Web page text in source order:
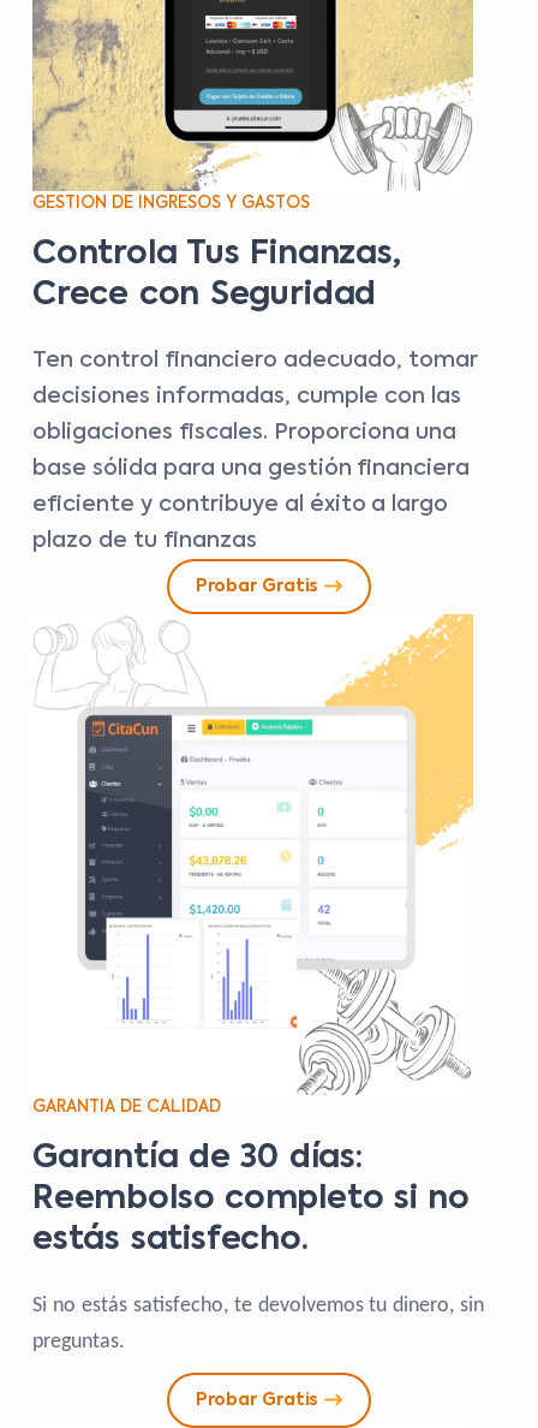
GESTION DE INGRESOS Y GASTOS
Controla Tus Finanzas,
Crece con Seguridad
Ten control financiero adecuado, tomar
decisiones informadas, cumple con las
obligaciones fiscales. Proporciona una
base sólida para una gestión financiera
eficiente y contribuye al éxito a largo
plazo de tu finanzas
Probar Gratis
GARANTIA DE CALIDAD
Garantía de 30 días:
Reembolso completo si no
estás satisfecho.
Si no estás satisfecho, te devolvemos tu dinero, sin
preguntas.
Probar Gratis